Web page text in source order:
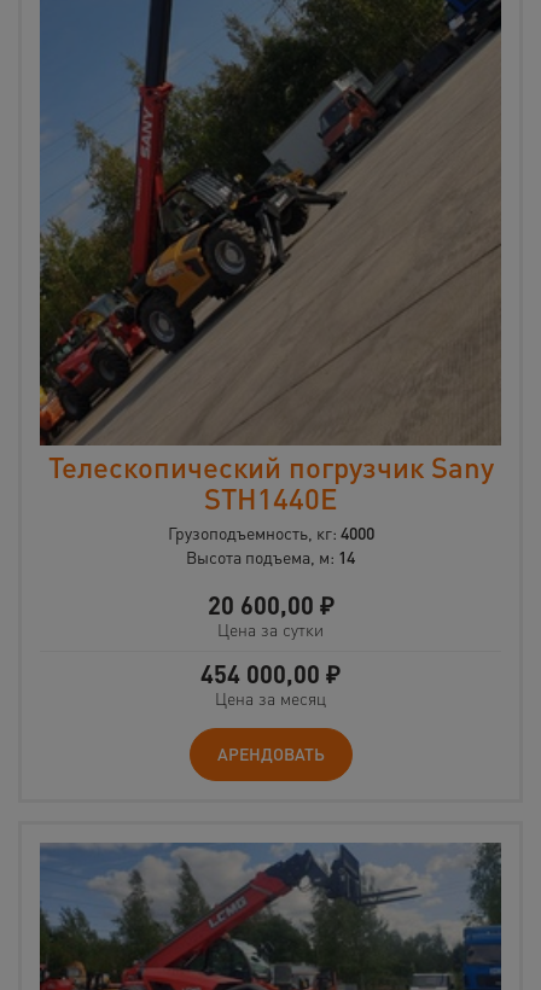
Телескопический погрузчик Sany
STH1440Е
Грузоподъемность, кг: 4000
Высота подъема, м: 14
20 600,00 ₽
Цена за сутки
454 000,00 ₽
Цена за месяц
АРЕНДОВАТЬ